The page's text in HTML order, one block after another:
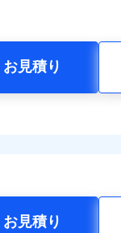
お見積り
お見積り